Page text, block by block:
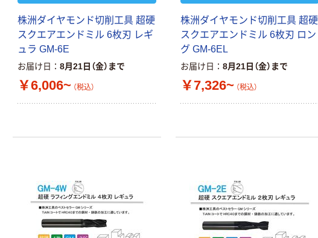
株洲ダイヤモンド切削工具 超硬
スクエアエンドミル 6枚刃 レギ
ュラ GM-6E
お届け日 8月21日（金）まで
￥6,006~ （税込）
株洲ダイヤモンド切削工具 超硬
スクエアエンドミル 6枚刃 ロン
グ GM-6EL
お届け日 8月21日（金）まで
￥7,326~ （税込）